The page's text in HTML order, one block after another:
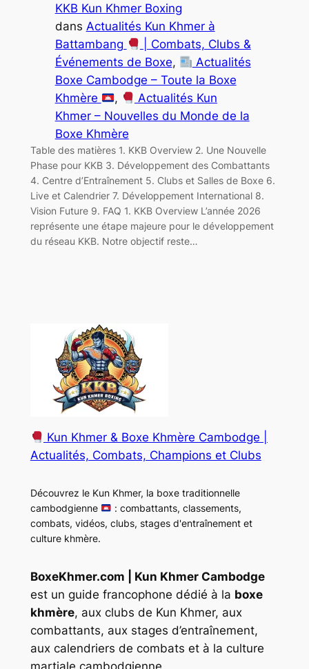
KKB Kun Khmer Boxing
dans Actualités Kun Khmer à
Battambang
| Combats, Clubs &
Événements de Boxe,
Actualités
Boxe Cambodge – Toute la Boxe
Khmère
,
Actualités Kun
Khmer – Nouvelles du Monde de la
Boxe Khmère
Table des matières 1. KKB Overview 2. Une Nouvelle
Phase pour KKB 3. Développement des Combattants
4. Centre d’Entraînement 5. Clubs et Salles de Boxe 6.
Live et Calendrier 7. Développement International 8.
Vision Future 9. FAQ 1. KKB Overview L’année 2026
représente une étape majeure pour le développement
du réseau KKB. Notre objectif reste…
Kun Khmer & Boxe Khmère Cambodge |
Actualités, Combats, Champions et Clubs
Découvrez le Kun Khmer, la boxe traditionnelle
cambodgienne
: combattants, classements,
combats, vidéos, clubs, stages d'entraînement et
culture khmère.
BoxeKhmer.com | Kun Khmer Cambodge
est un guide francophone dédié à la boxe
khmère, aux clubs de Kun Khmer, aux
combattants, aux stages d’entraînement,
aux calendriers de combats et à la culture